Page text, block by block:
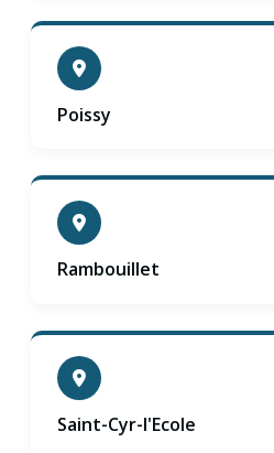
Poissy
Rambouillet
Saint-Cyr-l'Ecole